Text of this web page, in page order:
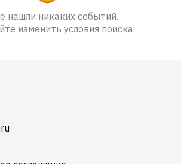
нашли никаких событий.
изменить условия поиска.